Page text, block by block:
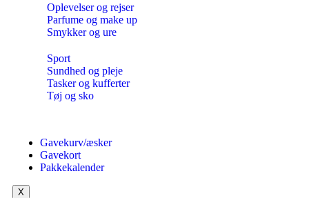
Oplevelser og rejser
Parfume og make up
Smykker og ure
Sport
Sundhed og pleje
Tasker og kufferter
Tøj og sko
Gavekurv/æsker
Gavekort
Pakkekalender
X